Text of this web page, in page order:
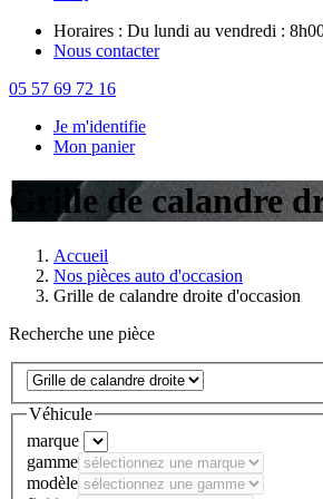
Horaires : Du lundi au vendredi :
Nous contacter
05 57 69 72 16
Je m'identifie
Mon panier
Grille de calandre
Accueil
Nos pièces auto d'occasion
Grille de calandre droite d'occasion
Recherche une pièce
Véhicule
marque
gamme
modèle